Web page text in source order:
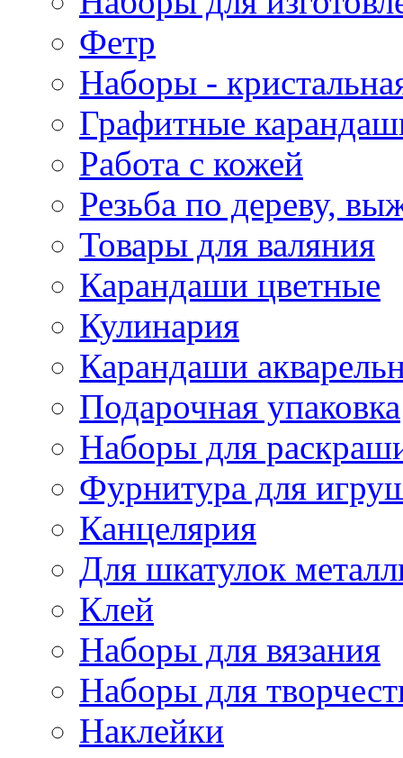
Фетр
Наборы -
Графитные
Работа с кожей
Резьба по дереву,
Товары для валяния
Карандаши цветные
Кулинария
Карандаши
Подарочная упаковка
Наборы для
Фурнитура для
Канцелярия
Для шкатулок
Клей
Наборы для вязания
Наборы для
Наклейки